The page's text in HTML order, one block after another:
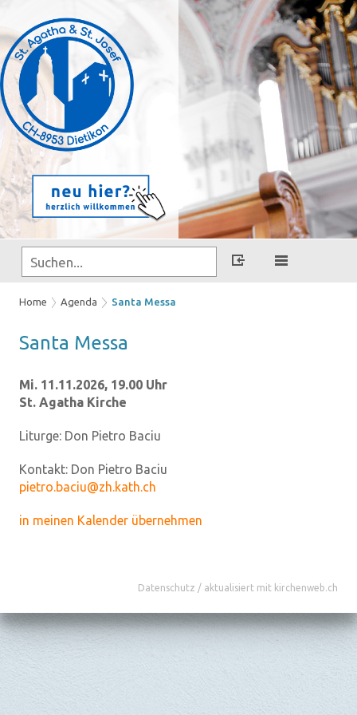
Home Agenda Santa Messa
Santa Messa
Mi. 11.11.2026, 19.00 Uhr
St. Agatha Kirche
Liturge: Don Pietro Baciu
Kontakt: Don Pietro Baciu
pietro.baciu@zh.kath.ch
in meinen Kalender übernehmen
Datenschutz / aktualisiert mit kirchenweb.ch